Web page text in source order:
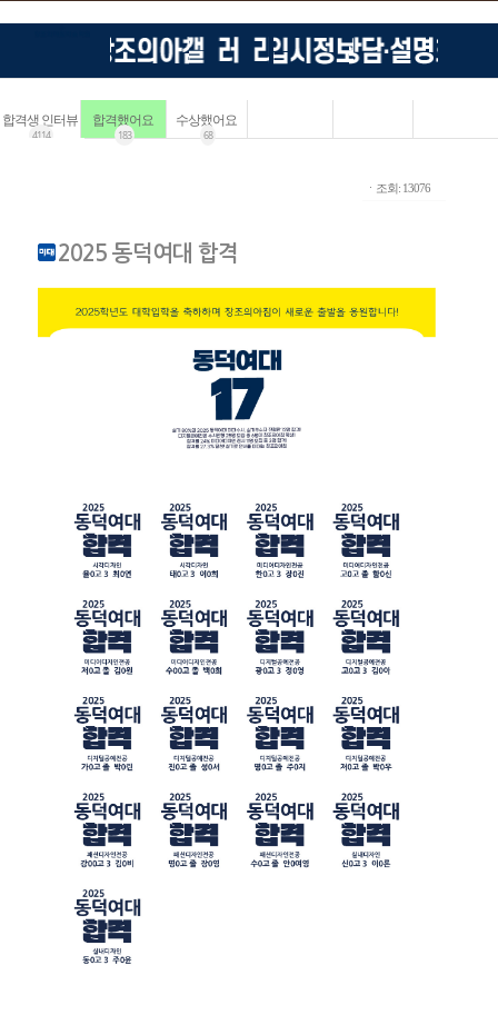
합격생 인터뷰
4114
합격했어요
183
수상했어요
68
ㆍ조회: 13076
2025 동덕여대 합격